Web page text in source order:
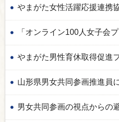
やまがた女性活躍応援連携
「オンライン100人女子会
やまがた男性育休取得促進
山形県男女共同参画推進員
男女共同参画の視点からの